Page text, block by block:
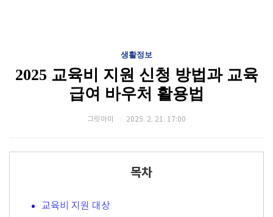
생활정보
2025 교육비 지원 신청 방법과 교육
급여 바우처 활용법
그릿마미 2025. 2. 21. 17:00
목차
교육비 지원 대상